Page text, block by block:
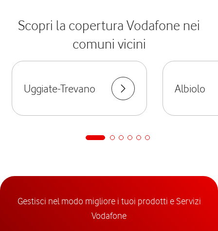
Scopri la copertura Vodafone nei
comuni vicini
Uggiate-Trevano Albiolo
Gestisci nel modo migliore i tuoi prodotti e Servizi
Vodafone